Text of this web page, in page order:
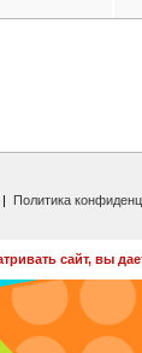
| Политика
сайт, вы